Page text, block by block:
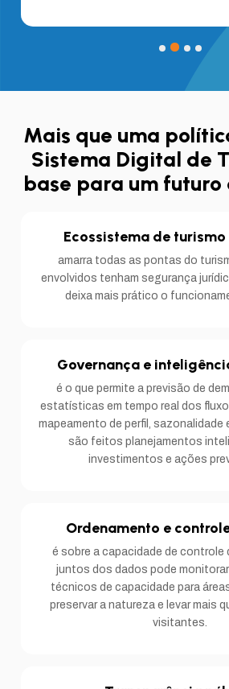
Mais que uma
Sistema Digital de
base para um futuro
Ecossistema de
amarra todas as pontas do
envolvidos tenham segurança
deixa mais prático o
Governança e
é o que permite a previsão de
estatísticas em tempo real dos
mapeamento de perfil, sazonalidade
são feitos planejamentos
investimentos e ações
Ordenamento e
é sobre a capacidade de controle
juntos dos dados pode
técnicos de capacidade para
preservar a natureza e levar mais
visitantes.